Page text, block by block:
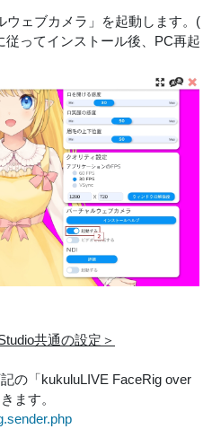
ウェブカメラ」を起動します。(
ってインストール後、PC再起
共通の設定＞
の「kukuluLIVE FaceRig over
ます。